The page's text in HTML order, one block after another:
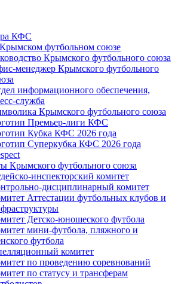
КФС
футбольном союзе
Крымского футбольного союза
менеджер Крымского футбольного
информационного обеспечения,
служба
Крымского футбольного союза
Премьер-лиги КФС
Кубка КФС 2026 года
Суперкубка КФС 2026 года
Крымского футбольного союза
инспекторский комитет
дисциплинарный комитет
Аттестации футбольных клубов и
Детско-юношеского футбола
мини-футбола, пляжного и
футбола
комитет
по проведению соревнований
по статусу и трансферам